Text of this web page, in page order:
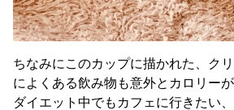
ちなみにこのカップに描かれた、ク
によくある飲み物も意外とカロリーが
ダイエット中でもカフェに行きたい